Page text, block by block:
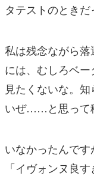
タテストのときだ
私は残念ながら
には、むしろベ
見たくないな。
いぜ……と思って
いなかったんで
「イヴォンヌ良